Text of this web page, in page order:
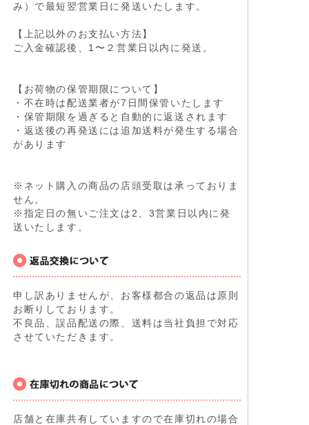
み）で最短翌営業日に発送いたします。
【上記以外のお支払い方法】
ご入金確認後、1〜２営業日以内に発送。
【お荷物の保管期限について】
・不在時は配送業者が7日間保管いたします
・保管期限を過ぎると自動的に返送されます
・返送後の再発送には追加送料が発生する場合
があります
※ネット購入の商品の店頭受取は承っておりま
せん。
※指定日の無いご注文は2、3営業日以内に発
送いたします。
申し訳ありませんが、お客様都合の返品は原則
お断りしております。
不良品、誤品配送の際、送料は当社負担で対応
させていただきます。
店舗と在庫共有していますので在庫切れの場合